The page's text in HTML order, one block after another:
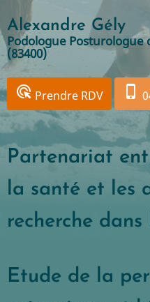
au
contenu
principal
Alexandre Gély
Podologue Posturologue
(83400)
ads_click Prendre RDV phone_iphone
Partenariat
la santé et les
recherche dans
Etude de la